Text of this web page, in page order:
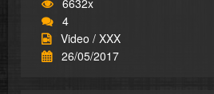
4
Video / XXX
26/05/2017